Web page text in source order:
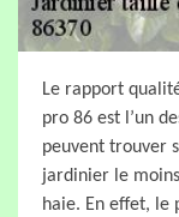
Le rapport
pro 86 est l’un
peuvent trouver
jardinier le
haie. En effet,